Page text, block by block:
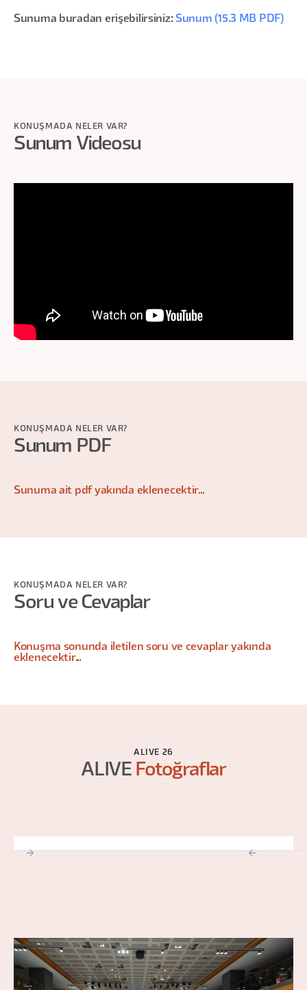
Sunuma buradan erişebilirsiniz: Sunum (15.3 MB PDF)
KONUŞMADA NELER VAR?
Sunum Videosu
KONUŞMADA NELER VAR?
Sunum PDF
Sunuma ait pdf yakında eklenecektir...
KONUŞMADA NELER VAR?
Soru ve Cevaplar
Konuşma sonunda iletilen soru ve cevaplar yakında
eklenecektir...
ALIVE 26
ALIVE Fotoğraflar